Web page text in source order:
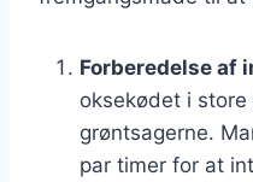
Forberedelse af
oksekødet i
grøntsagerne.
par timer for at